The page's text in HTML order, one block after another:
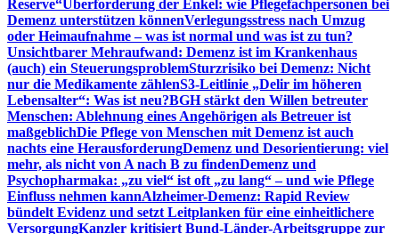
Reserve“Überforderung der Enkel: wie Pflegefachpersonen bei
Demenz unterstützen könnenVerlegungsstress nach Umzug
oder Heimaufnahme – was ist normal und was ist zu tun?
Unsichtbarer Mehraufwand: Demenz ist im Krankenhaus
(auch) ein SteuerungsproblemSturzrisiko bei Demenz: Nicht
nur die Medikamente zählenS3-Leitlinie „Delir im höheren
Lebensalter“: Was ist neu?BGH stärkt den Willen betreuter
Menschen: Ablehnung eines Angehörigen als Betreuer ist
maßgeblichDie Pflege von Menschen mit Demenz ist auch
nachts eine HerausforderungDemenz und Desorientierung: viel
mehr, als nicht von A nach B zu findenDemenz und
Psychopharmaka: „zu viel“ ist oft „zu lang“ – und wie Pflege
Einfluss nehmen kannAlzheimer-Demenz: Rapid Review
bündelt Evidenz und setzt Leitplanken für eine einheitlichere
VersorgungKanzler kritisiert Bund-Länder-Arbeitsgruppe zur